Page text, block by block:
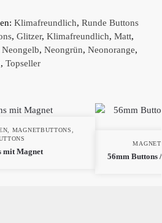
Klimafreundlich, Runde Buttons
, Glitzer, Klimafreundlich, Matt,
Neongelb, Neongrün, Neonorange,
, Topseller
MAGNETBUTTONS
mit Magnet
56mm Buttons